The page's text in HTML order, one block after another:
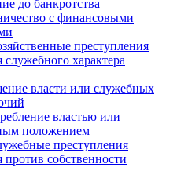
до банкротства
с финансовыми
преступления
характера
власти или служебных
властью или
положением
преступления
собственности